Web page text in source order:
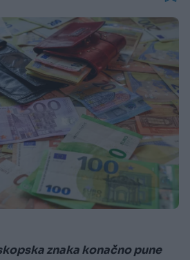
znaka konačno pune